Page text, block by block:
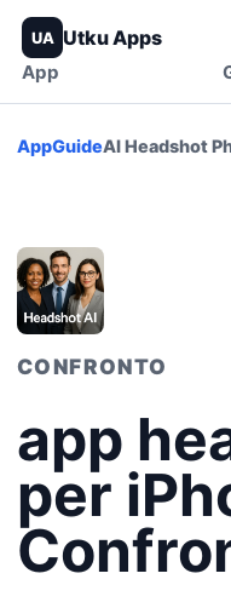
UA Utku Apps
App
AppGuideAI Headshot
CONFRONTO
app
per